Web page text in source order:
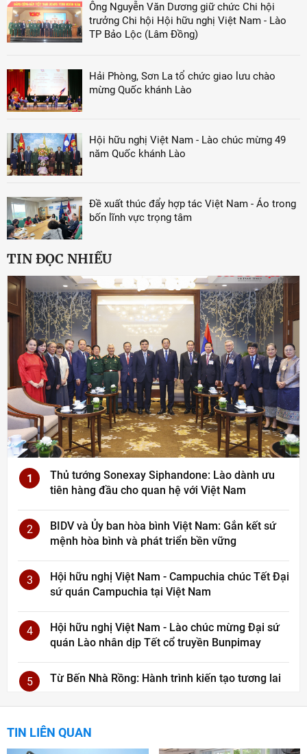
Ông Nguyễn Văn Dương giữ chức Chi hội
trưởng Chi hội Hội hữu nghị Việt Nam - Lào
TP Bảo Lộc (Lâm Đồng)
Hải Phòng, Sơn La tổ chức giao lưu chào
mừng Quốc khánh Lào
Hội hữu nghị Việt Nam - Lào chúc mừng 49
năm Quốc khánh Lào
Đề xuất thúc đẩy hợp tác Việt Nam - Áo trong
bốn lĩnh vực trọng tâm
TIN ĐỌC NHIỀU
1
Thủ tướng Sonexay Siphandone: Lào dành ưu
tiên hàng đầu cho quan hệ với Việt Nam
2
BIDV và Ủy ban hòa bình Việt Nam: Gắn kết sứ
mệnh hòa bình và phát triển bền vững
3
Hội hữu nghị Việt Nam - Campuchia chúc Tết Đại
sứ quán Campuchia tại Việt Nam
4
Hội hữu nghị Việt Nam - Lào chúc mừng Đại sứ
quán Lào nhân dịp Tết cổ truyền Bunpimay
5 Từ Bến Nhà Rồng: Hành trình kiến tạo tương lai
TIN LIÊN QUAN